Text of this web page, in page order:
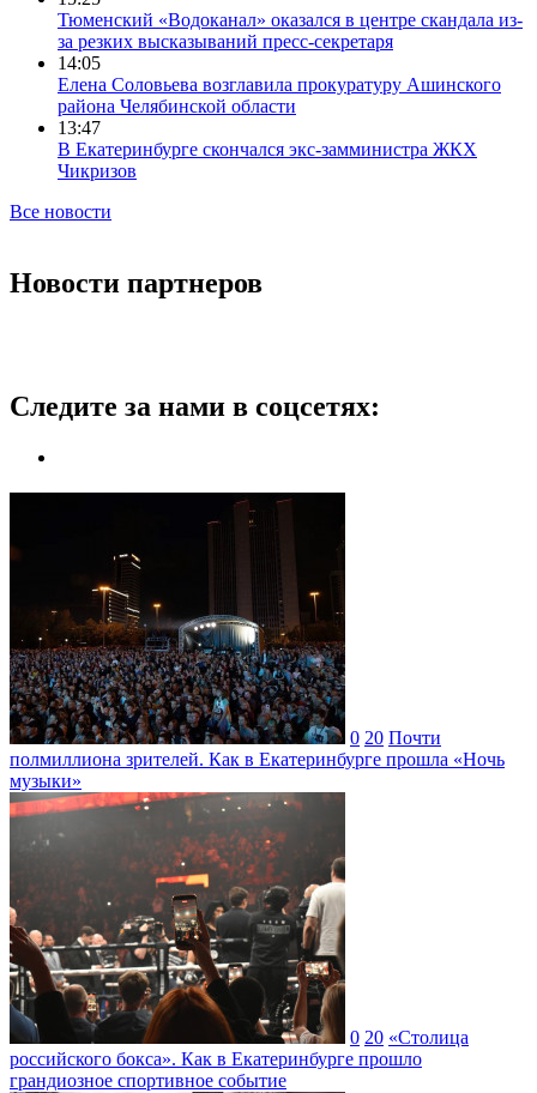
Тюменский «Водоканал» оказался в центре скандала из-
за резких высказываний пресс-секретаря
14:05
Елена Соловьева возглавила прокуратуру Ашинского
района Челябинской области
13:47
В Екатеринбурге скончался экс-замминистра ЖКХ
Чикризов
Все новости
Новости партнеров
Следите за нами в соцсетях:
0 20 Почти
полмиллиона зрителей. Как в Екатеринбурге прошла «Ночь
музыки»
0 20 «Столица
российского бокса». Как в Екатеринбурге прошло
грандиозное спортивное событие